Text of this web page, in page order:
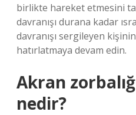
birlikte hareket etmesini
davranışı durana kadar
davranışı sergileyen
hatırlatmaya devam edin.
Akran
nedir?